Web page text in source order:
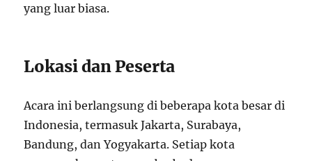
yang luar biasa.
Lokasi dan Peserta
Acara ini berlangsung di beberapa kota besar di
Indonesia, termasuk Jakarta, Surabaya,
Bandung, dan Yogyakarta. Setiap kota